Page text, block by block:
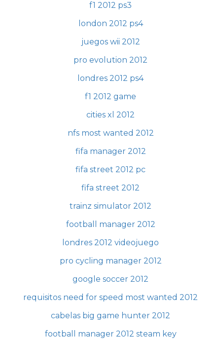
f1 2012 ps3
london 2012 ps4
juegos wii 2012
pro evolution 2012
londres 2012 ps4
f1 2012 game
cities xl 2012
nfs most wanted 2012
fifa manager 2012
fifa street 2012 pc
fifa street 2012
trainz simulator 2012
football manager 2012
londres 2012 videojuego
pro cycling manager 2012
google soccer 2012
requisitos need for speed most wanted 2012
cabelas big game hunter 2012
football manager 2012 steam key